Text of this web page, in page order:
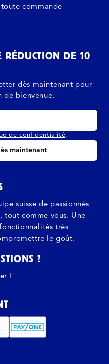
commande
DE 10
dès maintenant pour
de bienvenue.
de confidentialité.
maintenant
suisse de passionnés
tout comme vous. Une
très
le goût.
?
!